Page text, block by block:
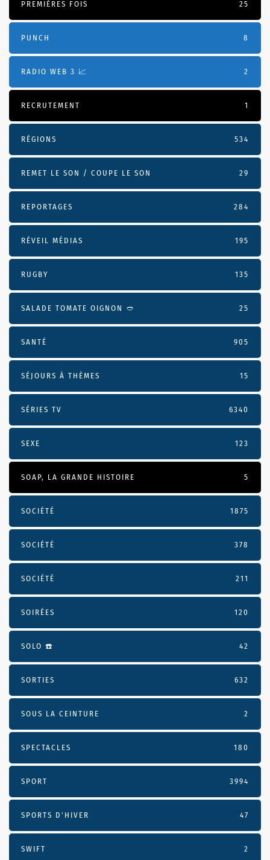
PREMIÈRES FOIS 25
PUNCH 8
RADIO WEB 3 📈 2
RECRUTEMENT 1
RÉGIONS 534
REMET LE SON / COUPE LE SON 29
REPORTAGES 284
RÉVEIL MÉDIAS 195
RUGBY 135
SALADE TOMATE OIGNON 🥙 25
SANTÉ 905
SÉJOURS À THÈMES 15
SÉRIES TV 6340
SEXE 123
SOAP, LA GRANDE HISTOIRE 5
SOCIÉTÉ 1875
SOCIÉTÉ 378
SOCIÉTÉ 211
SOIRÉES 120
SOLO ☎️ 42
SORTIES 632
SOUS LA CEINTURE 2
SPECTACLES 180
SPORT 3994
SPORTS D'HIVER 47
SWIFT 2